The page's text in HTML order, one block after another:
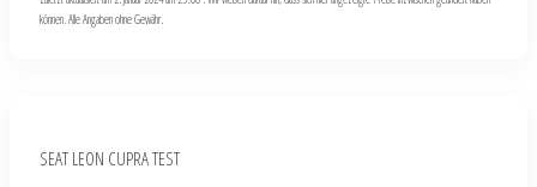
können. Alle Angaben ohne Gewähr.
SEAT LEON CUPRA TEST